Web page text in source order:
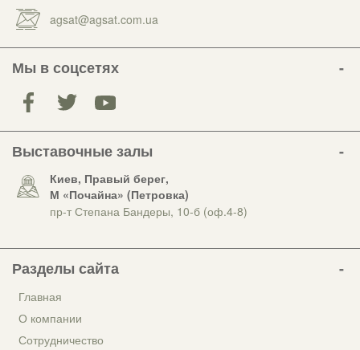
agsat@agsat.com.ua
Мы в соцсетях
Выставочные залы
Киев, Правый берег,
М «Почайна» (Петровка)
пр-т Степана Бандеры, 10-б (оф.4-8)
Разделы сайта
Главная
О компании
Сотрудничество